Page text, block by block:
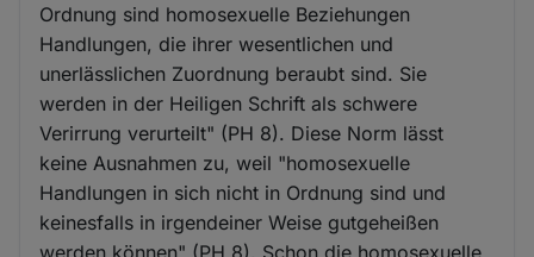
Ordnung sind homosexuelle Beziehungen
Handlungen, die ihrer wesentlichen und
unerlässlichen Zuordnung beraubt sind. Sie
werden in der Heiligen Schrift als schwere
Verirrung verurteilt" (PH 8). Diese Norm lässt
keine Ausnahmen zu, weil "homosexuelle
Handlungen in sich nicht in Ordnung sind und
keinesfalls in irgendeiner Weise gutgeheißen
werden können" (PH 8). Schon die homosexuelle